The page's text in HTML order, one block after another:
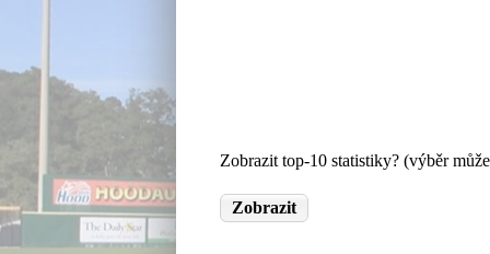
Zobrazit top-10 statistiky? (výběr